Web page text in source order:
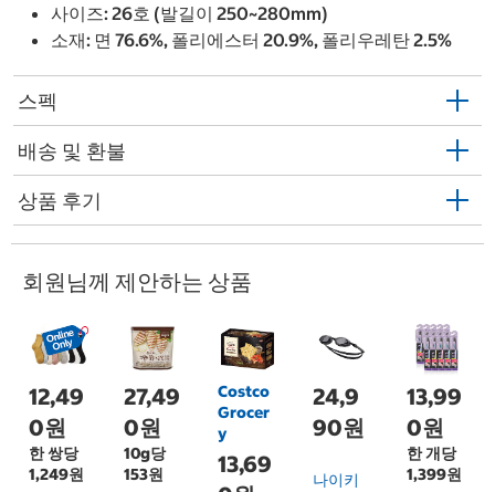
사이즈: 26호 (발길이 250~280mm)
소재: 면 76.6%, 폴리에스터 20.9%, 폴리우레탄 2.5%
스펙
배송 및 환불
상품 후기
회원님께 제안하는 상품
12,49
0원
한 쌍당
1,249원
27,49
0원
10g당
153원
Costco
Grocer
y
13,69
24,9
90원
나이키
13,99
0원
한 개당
1,399원